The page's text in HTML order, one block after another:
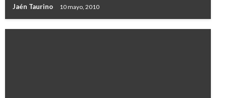
Jaén Taurino 10 mayo, 2010